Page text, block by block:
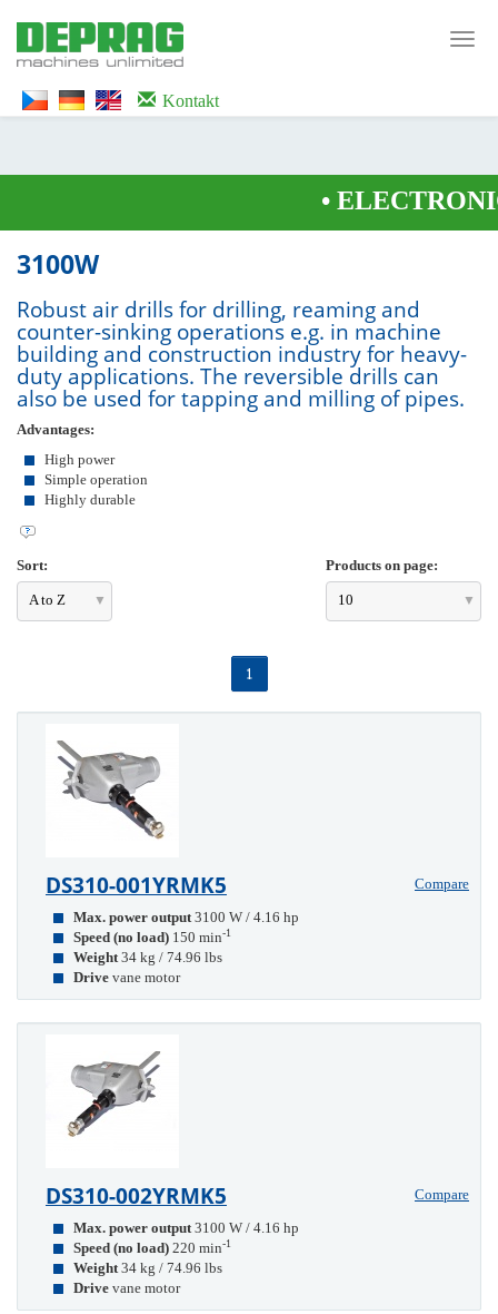
WTG9QS7C" height="0" width="0" style="display:none;visibility:hidden">
</iframe></noscript>
Kontakt
•
3100W
Robust air drills for drilling, reaming and
counter-sinking operations e.g. in machine
building and construction industry for heavy-
duty applications. The reversible drills can
also be used for tapping and milling of pipes.
Advantages:
High power
Simple operation
Highly durable
Sort:
A to Z
Products on page:
10
1
DS310-001YRMK5
Compare
Max. power output 3100 W / 4.16 hp
Speed (no load) 150 min-1
Weight 34 kg / 74.96 lbs
Drive vane motor
DS310-002YRMK5
Compare
Max. power output 3100 W / 4.16 hp
Speed (no load) 220 min-1
Weight 34 kg / 74.96 lbs
Drive vane motor